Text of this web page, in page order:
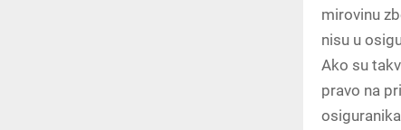
mirovinu
nisu u
Ako su
pravo na